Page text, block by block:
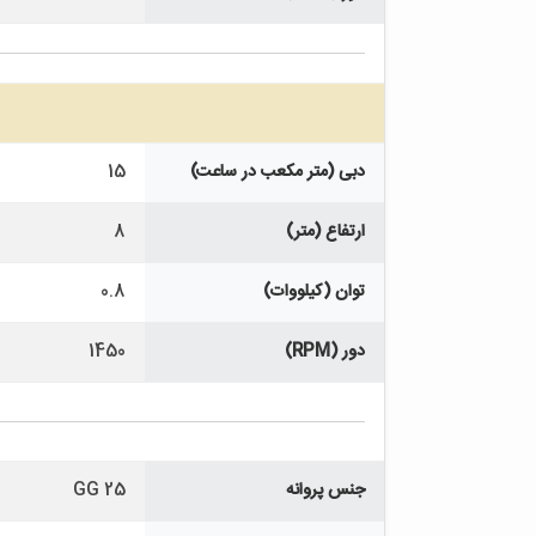
دبی (متر مکعب در ساعت) 15
ارتفاع (متر) 8
توان (کیلووات) 0.8
دور (RPM) 1450
جنس پروانه GG 25